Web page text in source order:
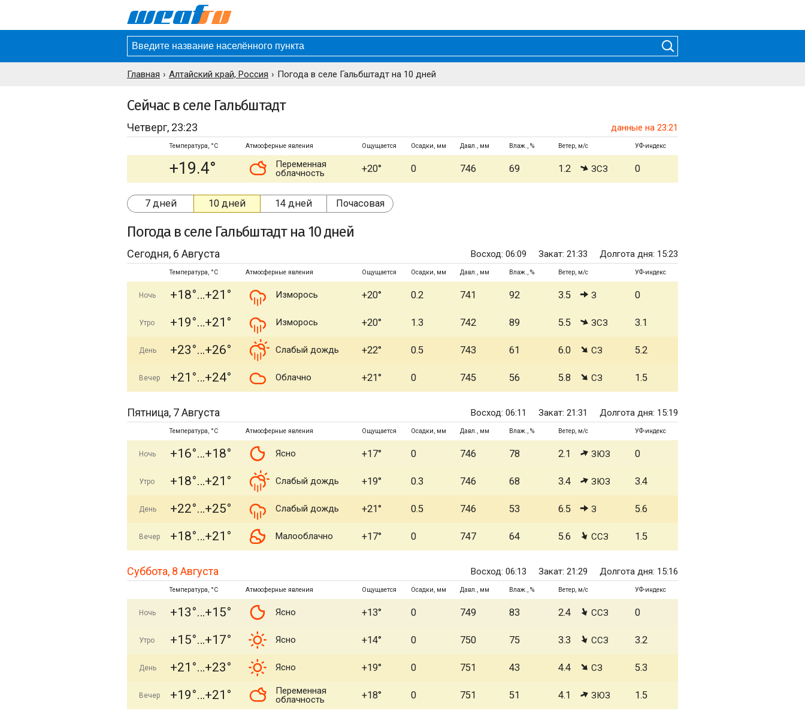
Главная Алтайский край, Россия Погода в селе Гальбштадт на 10 дней
Сейчас в селе Гальбштадт
Четверг, 23:23 данные на 23:21
Температура, °C Атмосферные явления Ощущается Осадки, мм Давл., мм Влаж., % Ветер, м/с УФ-индекс
+19.4°
Переменная
облачность
+20° 0 746 69 1.2 ЗСЗ 0
7 дней 10 дней 14 дней Почасовая
Погода в селе Гальбштадтна 10 дней
Сегодня, 6 Августа Восход: 06:09 Закат: 21:33 Долгота дня: 15:23
Температура, °C Атмосферные явления Ощущается Осадки, мм Давл., мм Влаж., % Ветер, м/с УФ-индекс
Ночь +18° +21° Изморось +20° 0.2 741 92 3.5 З 0
Утро +19° +21° Изморось +20° 1.3 742 89 5.5 ЗСЗ 3.1
День +23° +26° Слабый дождь +22° 0.5 743 61 6.0 СЗ 5.2
Вечер +21° +24° Облачно +21° 0 745 56 5.8 СЗ 1.5
Пятница, 7 Августа Восход: 06:11 Закат: 21:31 Долгота дня: 15:19
Температура, °C Атмосферные явления Ощущается Осадки, мм Давл., мм Влаж., % Ветер, м/с УФ-индекс
Ночь +16° +18° Ясно +17° 0 746 78 2.1 ЗЮЗ 0
Утро +18° +21° Слабый дождь +19° 0.3 746 68 3.4 ЗЮЗ 3.4
День +22° +25° Слабый дождь +21° 0.5 746 53 6.5 З 5.6
Вечер +18° +21° Малооблачно +17° 0 747 64 5.6 ССЗ 1.5
Суббота, 8 Августа Восход: 06:13 Закат: 21:29 Долгота дня: 15:16
Температура, °C Атмосферные явления Ощущается Осадки, мм Давл., мм Влаж., % Ветер, м/с УФ-индекс
Ночь +13° +15° Ясно +13° 0 749 83 2.4 ССЗ 0
Утро +15° +17° Ясно +14° 0 750 75 3.3 ССЗ 3.2
День +21° +23° Ясно +19° 0 751 43 4.4 СЗ 5.3
Вечер +19° +21°
Переменная
облачность
+18° 0 751 51 4.1 ЗЮЗ 1.5